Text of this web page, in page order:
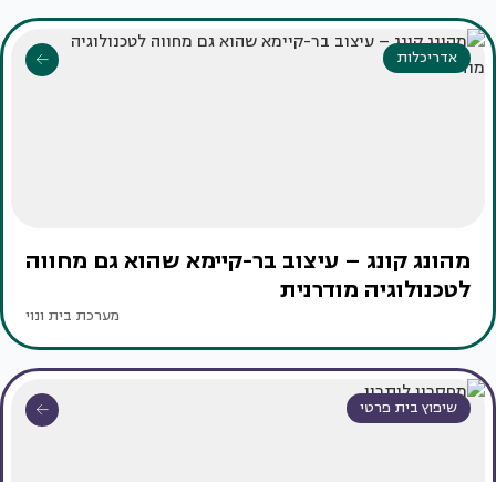
אדריכלות
מהונג קונג – עיצוב בר-קיימא שהוא גם מחווה
לטכנולוגיה מודרנית
מערכת בית ונוי
שיפוץ בית פרטי